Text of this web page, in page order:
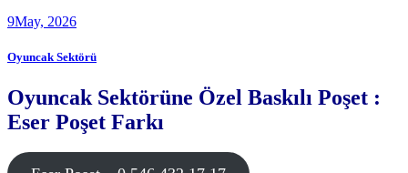
9May, 2026
Oyuncak Sektörü
Oyuncak Sektörüne Özel Baskılı Poşet :
Eser Poşet Farkı